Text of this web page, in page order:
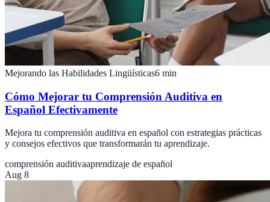
Mejorando las Habilidades Lingüísticas6 min
Cómo Mejorar tu Comprensión Auditiva en
Español Efectivamente
Mejora tu comprensión auditiva en español con estrategias prácticas
y consejos efectivos que transformarán tu aprendizaje.
comprensión auditivaaprendizaje de español
Aug 8